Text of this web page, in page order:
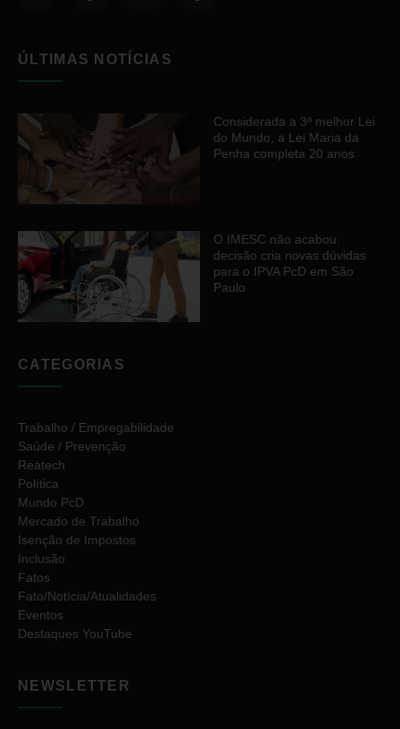
ÚLTIMAS NOTÍCIAS
Considerada a 3ª melhor Lei
do Mundo, a Lei Maria da
Penha completa 20 anos
O IMESC não acabou:
decisão cria novas dúvidas
para o IPVA PcD em São
Paulo
CATEGORIAS
Trabalho / Empregabilidade
Saúde / Prevenção
Reatech
Política
Mundo PcD
Mercado de Trabalho
Isenção de Impostos
Inclusão
Fatos
Fato/Notícia/Atualidades
Eventos
Destaques YouTube
NEWSLETTER